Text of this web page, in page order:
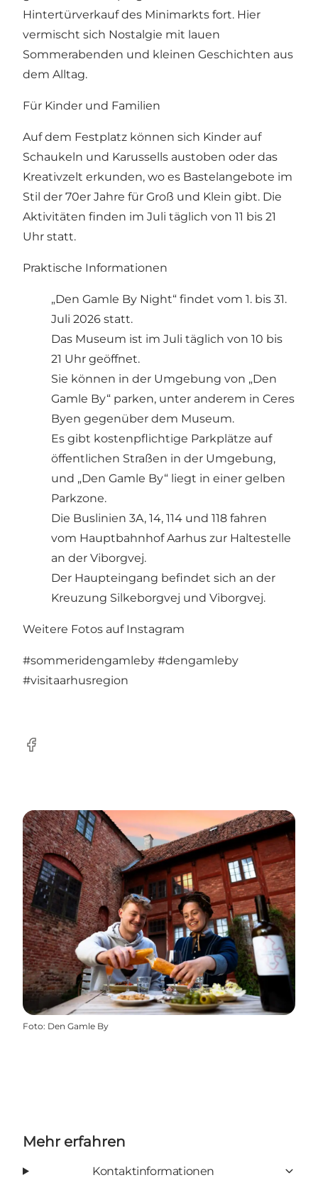
Hintertürverkauf des Minimarkts fort. Hier
vermischt sich Nostalgie mit lauen
Sommerabenden und kleinen Geschichten aus
dem Alltag.
Für Kinder und Familien
Auf dem Festplatz können sich Kinder auf
Schaukeln und Karussells austoben oder das
Kreativzelt erkunden, wo es Bastelangebote im
Stil der 70er Jahre für Groß und Klein gibt. Die
Aktivitäten finden im Juli täglich von 11 bis 21
Uhr statt.
Praktische Informationen
„Den Gamle By Night“ findet vom 1. bis 31.
Juli 2026 statt.
Das Museum ist im Juli täglich von 10 bis
21 Uhr geöffnet.
Sie können in der Umgebung von „Den
Gamle By“ parken, unter anderem in Ceres
Byen gegenüber dem Museum.
Es gibt kostenpflichtige Parkplätze auf
öffentlichen Straßen in der Umgebung,
und „Den Gamle By“ liegt in einer gelben
Parkzone.
Die Buslinien 3A, 14, 114 und 118 fahren
vom Hauptbahnhof Aarhus zur Haltestelle
an der Viborgvej.
Der Haupteingang befindet sich an der
Kreuzung Silkeborgvej und Viborgvej.
Weitere Fotos auf Instagram
#sommeridengamleby #dengamleby
#visitaarhusregion
Facebook
Foto: Den Gamle By
Mehr erfahren
Kontaktinformationen